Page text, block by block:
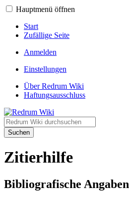
Hauptmenü öffnen
Start
Zufällige Seite
Anmelden
Einstellungen
Über Redrum Wiki
Haftungsausschluss
Suchen
Zitierhilfe
Bibliografische